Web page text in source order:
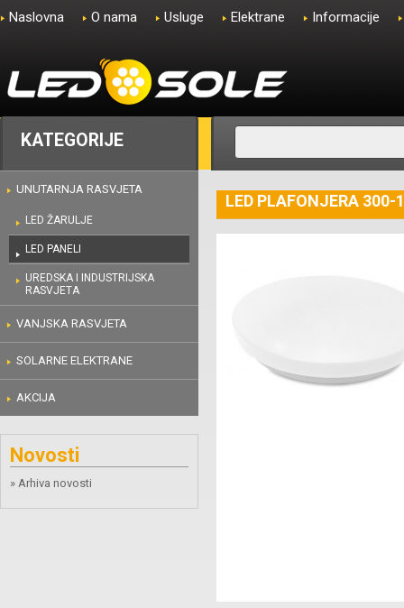
Naslovna O nama Usluge Elektrane Informacije
KATEGORIJE
UNUTARNJA RASVJETA
LED ŽARULJE
LED PANELI
UREDSKA I INDUSTRIJSKA
RASVJETA
VANJSKA RASVJETA
SOLARNE ELEKTRANE
AKCIJA
Novosti
» Arhiva novosti
LED PLAFONJERA